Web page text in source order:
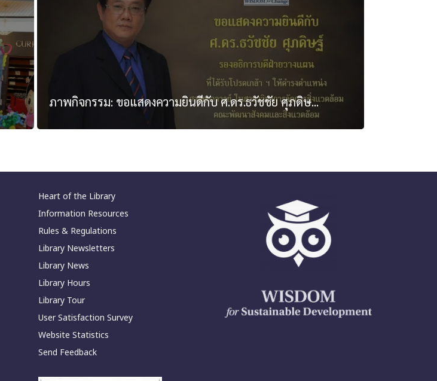
ภาพกิจกรรม: ขอแสดงความยินดีกับ ศ.ดร.ธวัชชัย ศุภดิษ...
Heart of the Library
Information Resources
Rules & Regulations
Library Newsletters
Library News
Library Hours
Library Tour
User Satisfaction Survey
Website Statistics
Send Feedback